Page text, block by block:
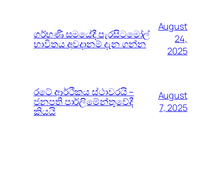
ගර්භණී සමයේදී පැරසිටමෝල්
භාවිතය අවදානම් දැන ගන්න
August
24,
2025
රටේ ආර්ථිකය ස්ථාවරයි –
ජනපති පාර්ලිමේන්තුවේදී
කියයි
August
7, 2025